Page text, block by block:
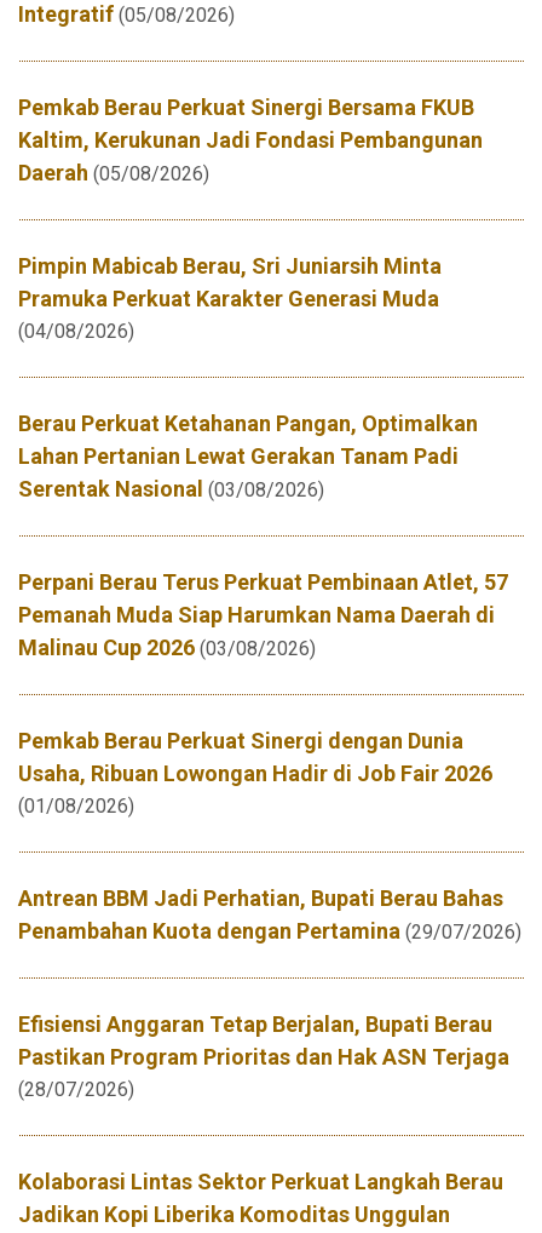
Integratif (05/08/2026)
Pemkab Berau Perkuat Sinergi Bersama FKUB
Kaltim, Kerukunan Jadi Fondasi Pembangunan
Daerah (05/08/2026)
Pimpin Mabicab Berau, Sri Juniarsih Minta
Pramuka Perkuat Karakter Generasi Muda
(04/08/2026)
Berau Perkuat Ketahanan Pangan, Optimalkan
Lahan Pertanian Lewat Gerakan Tanam Padi
Serentak Nasional (03/08/2026)
Perpani Berau Terus Perkuat Pembinaan Atlet, 57
Pemanah Muda Siap Harumkan Nama Daerah di
Malinau Cup 2026 (03/08/2026)
Pemkab Berau Perkuat Sinergi dengan Dunia
Usaha, Ribuan Lowongan Hadir di Job Fair 2026
(01/08/2026)
Antrean BBM Jadi Perhatian, Bupati Berau Bahas
Penambahan Kuota dengan Pertamina (29/07/2026)
Efisiensi Anggaran Tetap Berjalan, Bupati Berau
Pastikan Program Prioritas dan Hak ASN Terjaga
(28/07/2026)
Kolaborasi Lintas Sektor Perkuat Langkah Berau
Jadikan Kopi Liberika Komoditas Unggulan